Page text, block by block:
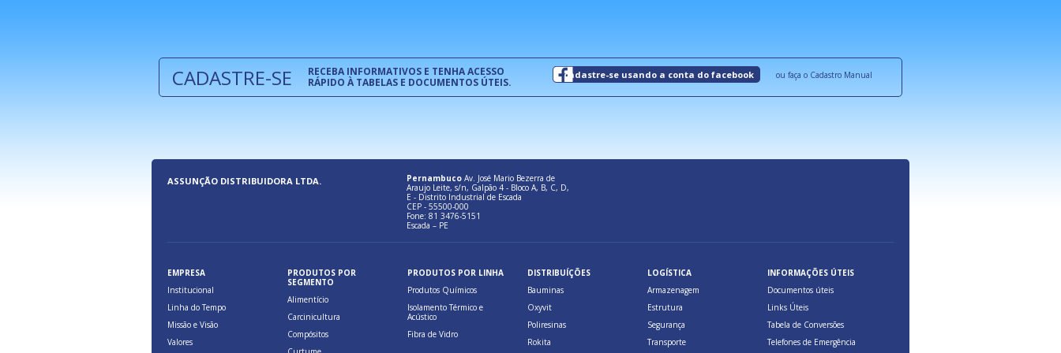
CADASTRE-SE
RECEBA INFORMATIVOS E TENHA ACESSO
RÁPIDO À TABELAS E DOCUMENTOS ÚTEIS.
cadastre-se usando a conta do facebook ou faça o Cadastro Manual
ASSUNÇÃO DISTRIBUIDORA LTDA. Pernambuco Av. José Mario Bezerra de
Araujo Leite, s/n, Galpão 4 - Bloco A, B, C, D,
E - Distrito Industrial de Escada
CEP - 55500-000
Fone: 81 3476-5151
Escada – PE
EMPRESA
Institucional
Linha do Tempo
Missão e Visão
Valores
PRODUTOS POR
SEGMENTO
Alimentício
Carcinicultura
Compósitos
PRODUTOS POR LINHA
Produtos Químicos
Isolamento Térmico e
Acústico
Fibra de Vidro
DISTRIBUÍÇÕES
Bauminas
Oxyvit
Poliresinas
Rokita
LOGÍSTICA
Armazenagem
Estrutura
Segurança
Transporte
INFORMAÇÕES ÚTEIS
Documentos úteis
Links Úteis
Tabela de Conversões
Telefones de Emergência